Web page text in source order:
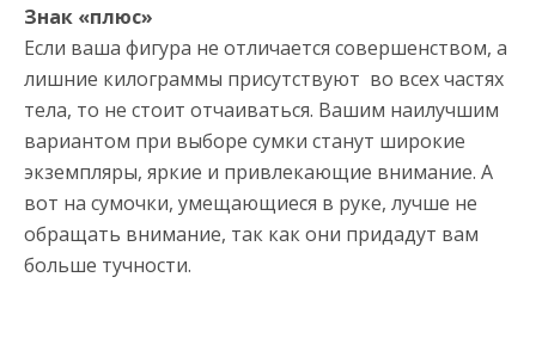
Знак «плюс»
Если ваша фигура не отличается совершенством, а
лишние килограммы присутствуют во всех частях
тела, то не стоит отчаиваться. Вашим наилучшим
вариантом при выборе сумки станут широкие
экземпляры, яркие и привлекающие внимание. А
вот на сумочки, умещающиеся в руке, лучше не
обращать внимание, так как они придадут вам
больше тучности.